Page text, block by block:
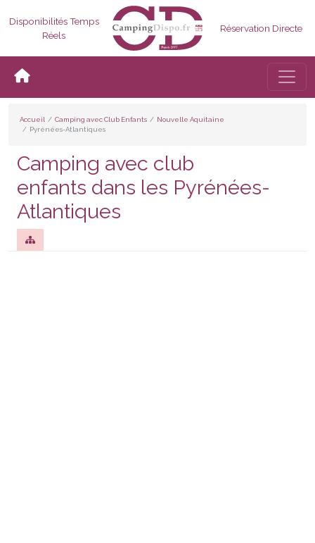
Disponibilités Temps
Réels
Réservation Directe
Accueil Camping avec Club Enfants
Nouvelle Aquitaine
Pyrénées-Atlantiques
Camping avec club
enfants dans les Pyrénées-
Atlantiques